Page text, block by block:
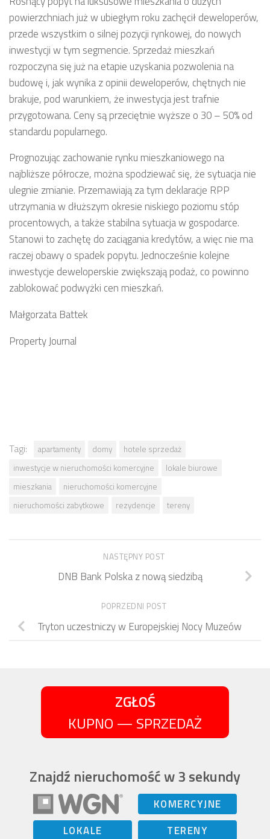
powierzchniach już w ubiegłym roku zachęcił deweloperów,
przede wszystkim o silnej pozycji rynkowej, do nowych
inwestycji w tym segmencie. Sprzedaż mieszkań
rozpoczyna się już na etapie uzyskania pozwolenia na
budowę i, jak wynika z opinii deweloperów, chętnych nie
brakuje, pod warunkiem, że inwestycja jest trafnie
przygotowana. Ceny są przeciętnie wyższe o 30 – 50% od
standardu popularnego.
Prognozując zachowanie rynku mieszkaniowego na
najbliższe półrocze, można spodziewać się, że sytuacja nie
ulegnie zmianie. Przemawiają za tym deklaracje RPP
utrzymania w dłuższym okresie niskiego poziomu stóp
procentowych, a także stabilna sytuacja w gospodarce.
Stanowi to zachętę do zaciągania kredytów, a więc nie ma
raczej obawy o spadek popytu. Jednocześnie kolejne
inwestycje deweloperskie zwiększają podaż, co powinno
zablokować podwyżki cen mieszkań.
Małgorzata Battek
Property Journal
Tagi: apartamenty domy
hotele sprzedaż
inwestycje w nieruchomości komercyjne
lokale biurowe
mieszkania
nieruchomości komercyjne
nieruchomości zabytkowe
rezydencje tereny
NASTĘPNY POST
DNB Bank Polska z nową siedzibą
POPRZEDNI POST
Tryton uczestniczy w Europejskiej Nocy Muzeów
ZGŁOŚ
KUPNO — SPRZEDAŻ
Znajdź nieruchomość w 3 sekundy
KOMERCYJNE
LOKALE
TERENY